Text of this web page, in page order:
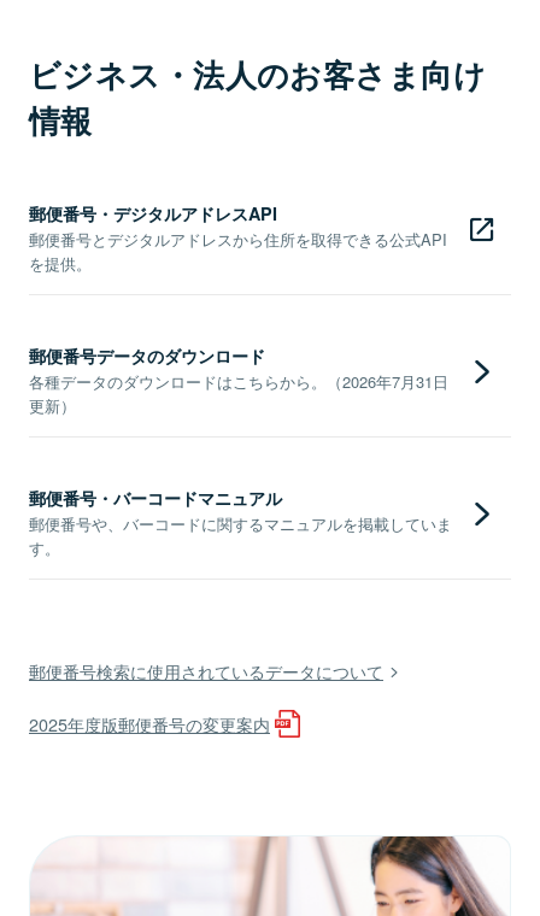
ビジネス・法人のお客さま向け
情報
郵便番号・デジタルアドレスAPI
郵便番号とデジタルアドレスから住所を取得できる公式API
を提供。
郵便番号データのダウンロード
各種データのダウンロードはこちらから。（2026年7月31日
更新）
郵便番号・バーコードマニュアル
郵便番号や、バーコードに関するマニュアルを掲載していま
す。
郵便番号検索に使用されているデータについて
2025年度版郵便番号の変更案内